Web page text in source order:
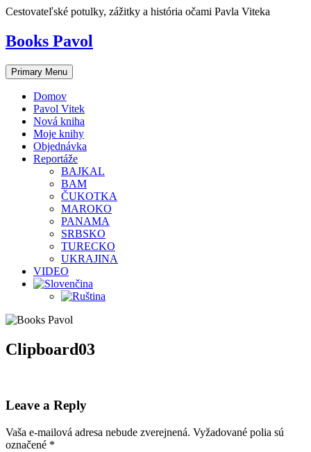
Skip
content
Cestovateľské potulky, zážitky a história očami Pavla Viteka
Books Pavol
Primary Menu
Domov
Pavol Vitek
Nová kniha
Moje knihy
Objednávka
Reportáže
BAJKAL
BAM
ČUKOTKA
MAROKO
PANAMA
SRBSKO
TURECKO
UKRAJINA
VIDEO
Clipboard03
Leave a Reply
Vaša e-mailová adresa nebude zverejnená. Vyžadované polia sú
označené *